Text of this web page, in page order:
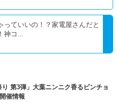
っていいの！？家電屋さんだと
コ...
第3弾」大葉ニンニク香るビンチョ
催情報